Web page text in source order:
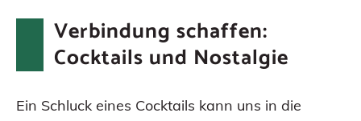
Verbindung schaffen:
Cocktails und Nostalgie
Ein Schluck eines Cocktails kann uns in die